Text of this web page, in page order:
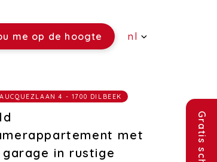
(Rentmeesterschap)
me op de hoogte nl
4 - 1700 DILBEEK
met
in rustige